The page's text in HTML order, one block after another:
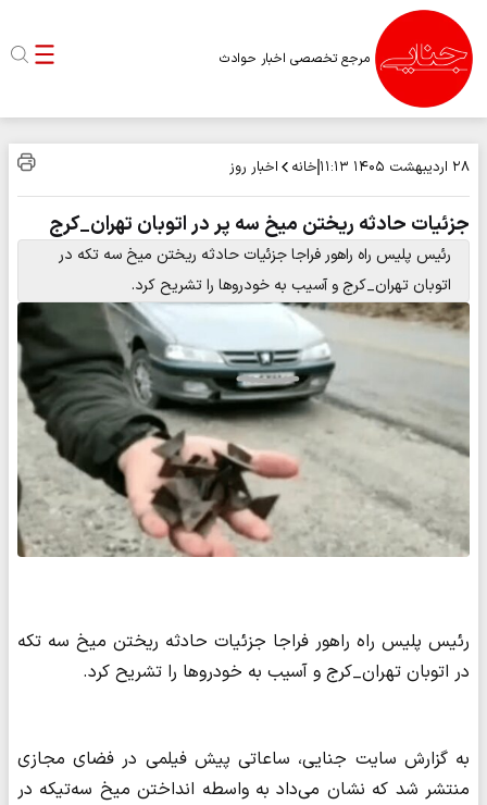
مرجع تخصصی اخبار حوادث
۲۸ اردیبهشت ۱۴۰۵ ۱۱:۱۳ خانه اخبار روز
جزئیات حادثه ریختن میخ سه پر در اتوبان تهران_کرج
رئیس پلیس راه راهور فراجا جزئیات حادثه ریختن میخ سه تکه در
اتوبان تهران_کرج و آسیب به خودروها را تشریح کرد.
رئیس پلیس راه راهور فراجا جزئیات حادثه ریختن میخ سه تکه
در اتوبان تهران_کرج و آسیب به خودروها را تشریح کرد.
به گزارش سایت جنایی، ساعاتی پیش فیلمی در فضای مجازی
منتشر شد که نشان می‌داد به واسطه انداختن میخ سه‌تیکه در